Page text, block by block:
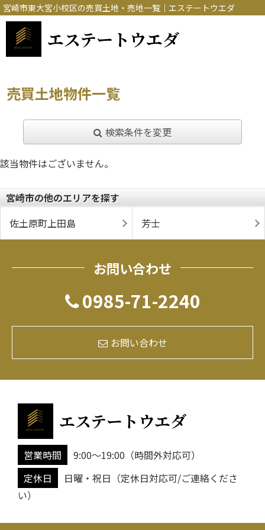
宮崎市東大宮小校区の売買土地・売地一覧｜エステートウエダ
エステートウエダ
売買土地物件一覧
検索条件を変更
該当物件はございません。
宮崎市の他のエリアを探す
佐土原町上田島
芳士
お問い合わせ
0985-71-2240
お問い合わせ
エステートウエダ
営業時間
9:00～19:00（時間外対応可）
定休日
日曜・祝日（定休日対応可/ご連絡くださ
い）